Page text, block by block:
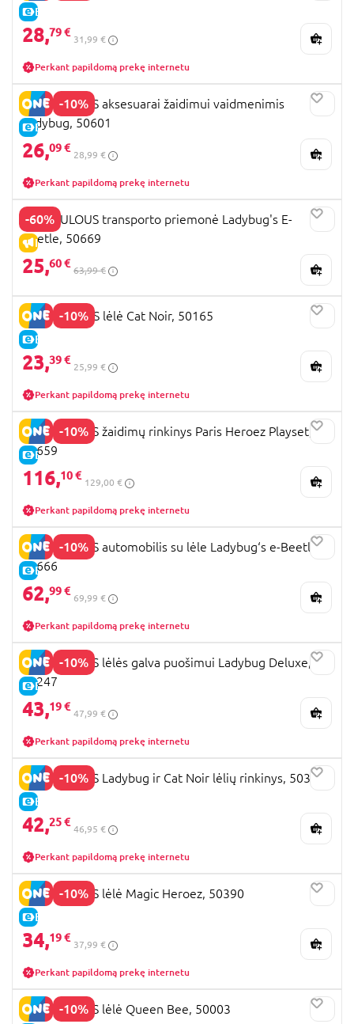
E-KAINA
28,79 €
31,99 €
Perkant papildomą prekę internetu
-10%
E-KAINA
MIRACULOUS aksesuarai žaidimui vaidmenimis
Ladybug, 50601
26,09 €
28,99 €
Perkant papildomą prekę internetu
-60%
IŠPARDAVIMAS
MIRACULOUS transporto priemonė Ladybug's E-
Beetle, 50669
25,60 €
63,99 €
-10%
E-KAINA
MIRACOLOUS lėlė Cat Noir, 50165
23,39 €
25,99 €
Perkant papildomą prekę internetu
-10%
E-KAINA
MIRACULOUS žaidimų rinkinys Paris Heroez Playset,
50659
116,10 €
129,00 €
Perkant papildomą prekę internetu
-10%
E-KAINA
MIRACULOUS automobilis su lėle Ladybug‘s e-Beetle,
50666
62,99 €
69,99 €
Perkant papildomą prekę internetu
-10%
E-KAINA
MIRACULOUS lėlės galva puošimui Ladybug Deluxe,
50247
43,19 €
47,99 €
Perkant papildomą prekę internetu
-10%
E-KAINA
MIRACULOUS Ladybug ir Cat Noir lėlių rinkinys, 503651
42,25 €
46,95 €
Perkant papildomą prekę internetu
-10%
E-KAINA
MIRACULOUS lėlė Magic Heroez, 50390
34,19 €
37,99 €
Perkant papildomą prekę internetu
-10%
MIRACULOUS lėlė Queen Bee, 50003